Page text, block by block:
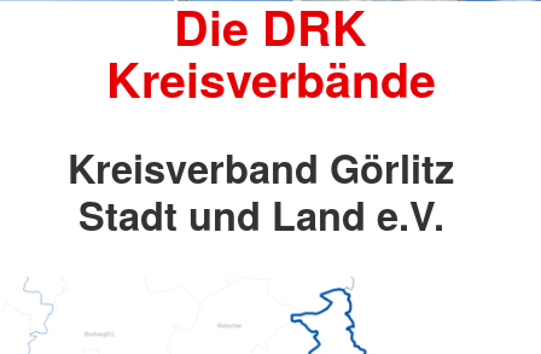
Die DRK
Kreisverbände
Kreisverband Görlitz
Stadt und Land e.V.